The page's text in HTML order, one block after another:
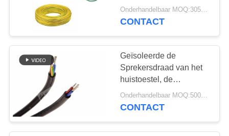
FABRIEKSREIS
KWALITEITSCONTROLE
CONTACTEER
ONS
Weerstandsdraad voor
Huiskeuken
Onderhandelbaar MOQ:3050/6100 meters
CONTACT
Geïsoleerde de
Sprekersdraad van het
huistoestel, de
Rubberdraad UL 4330
van het Testlood
Onderhandelbaar MOQ:5000 PC 's
CONTACT